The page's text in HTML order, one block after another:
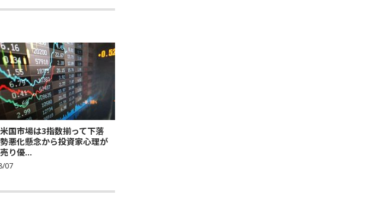
米国市場は3指数揃って下落
悪化懸念から投資家心理が
り優...
07